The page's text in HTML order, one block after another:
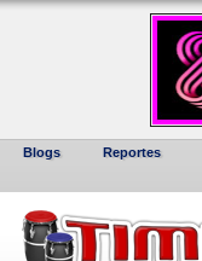
Blogs Reportes